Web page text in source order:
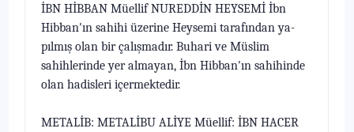
İBN HİBBAN Müellif NUREDDİN HEYSEMİ İbn
Hibban'ın sahihi üzerine Heysemi tarafından ya­
pılmış olan bir çalışmadır. Buhari ve Müslim
sahihlerinde yer almayan, İbn Hibban'ın sahihinde
olan hadisleri içermektedir.
METALİB: METALİBU ALİYE Müellif: İBN HACER